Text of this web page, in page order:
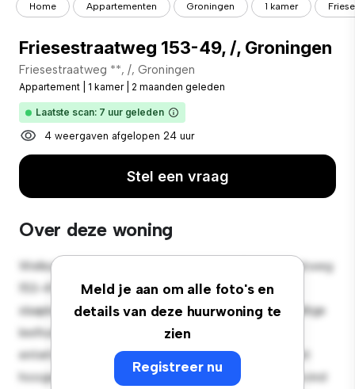
Home Appartementen Groningen 1 kamer
Friesestraatweg 153-49, /, Groningen
Friesestraatweg **, /, Groningen
Appartement 1 kamer 2 maanden geleden
Laatste scan: 7 uur geleden
4 weergaven afgelopen 24 uur
Stel een vraag
Over deze woning
Meld je aan om alle foto's en
details van deze huurwoning te
zien
Registreer nu
Welkom bij je nieuwe toevluchtsoord in Friesestraatweg
153-49, /, Groningen! Dit moderne 1-
slaapkamerappartement biedt een stijlvolle en gezellige
leefruimte. De open indeling is perfect voor
entertainment en de strakke keuken is uitgerust met
hoogwaardige apparatuur. Dankzij de toplocatie bevind